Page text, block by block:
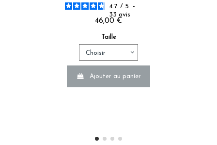
4.7 / 5
-
33 avis
46,00 €
Taille
Ajouter au panier